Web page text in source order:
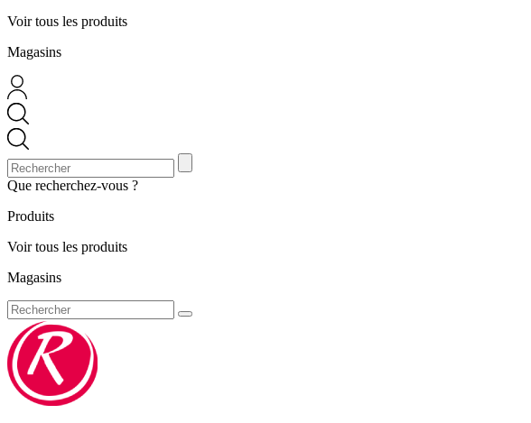
Voir tous les produits
Magasins
Que recherchez-vous ?
Produits
Voir tous les produits
Magasins